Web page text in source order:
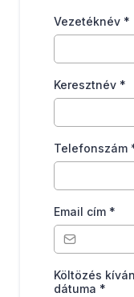
Vezetéknév *
Keresztnév *
Telefonszám
Email cím *
Költözés
dátuma *